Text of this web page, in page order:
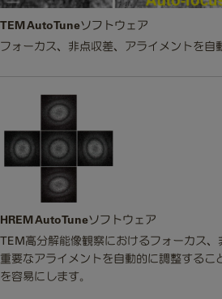
TEM AutoTuneソフトウェア
フォーカス、非点収差、アライメントを自
HREM AutoTuneソフトウェア
TEM高分解能像観察におけるフォーカス
重要なアライメントを自動的に調整するこ
を容易にします。